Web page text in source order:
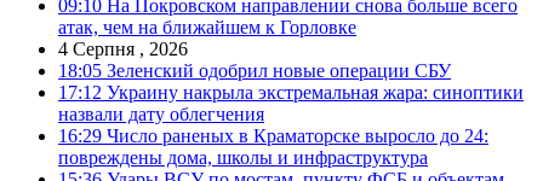
09:10 На Покровском направлении снова больше всего
атак, чем на ближайшем к Горловке
4 Серпня , 2026
18:05 Зеленский одобрил новые операции СБУ
17:12 Украину накрыла экстремальная жара: синоптики
назвали дату облегчения
16:29 Число раненых в Краматорске выросло до 24:
повреждены дома, школы и инфраструктура